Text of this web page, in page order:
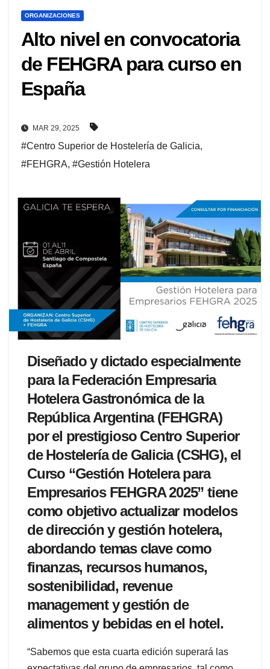
ORGANIZACIONES
Alto nivel en convocatoria
de FEHGRA para curso en
España
MAR 29, 2025
#Centro Superior de Hostelería de Galicia,
#FEHGRA, #Gestión Hotelera
Diseñado y dictado especialmente
para la Federación Empresaria
Hotelera Gastronómica de la
República Argentina (FEHGRA)
por el prestigioso Centro Superior
de Hostelería de Galicia (CSHG), el
Curso “Gestión Hotelera para
Empresarios FEHGRA 2025” tiene
como objetivo actualizar modelos
de dirección y gestión hotelera,
abordando temas clave como
finanzas, recursos humanos,
sostenibilidad, revenue
management y gestión de
alimentos y bebidas en el hotel.
“Sabemos que esta cuarta edición superará las